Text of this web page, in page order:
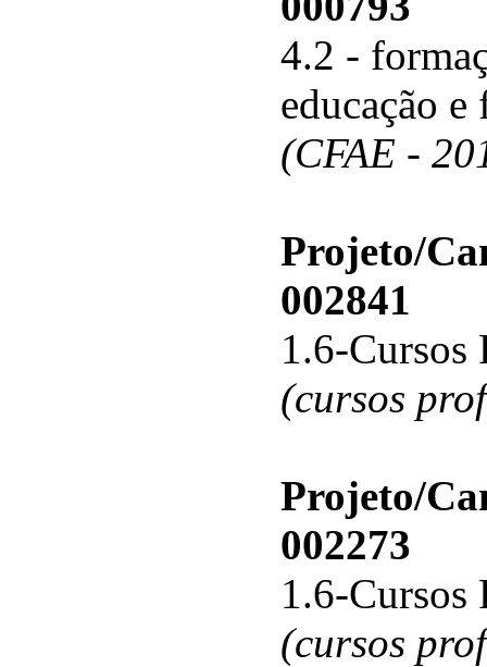
4.2 -
educação e
(CFAE -
Projeto/
002841
1.6-Cursos
(cursos
Projeto/
002273
1.6-Cursos
(cursos